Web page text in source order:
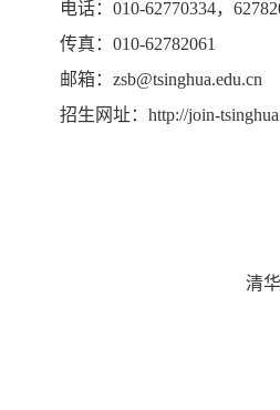
电话：010-62770334，
传真：010-62782061
邮箱：zsb@tsinghua.edu.cn
招生网址：http://join-
清